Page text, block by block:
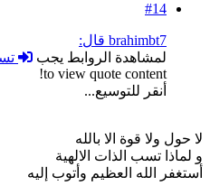
#14
brahimbt7 قال:
لمشاهدة الروابط يجب
to view quote content!
أنقر للتوسيع...
لا حول ولا قوة الا بالله
و لماذا تسب الذات الالهية
أستغفر الله العظيم وأتوب إليه